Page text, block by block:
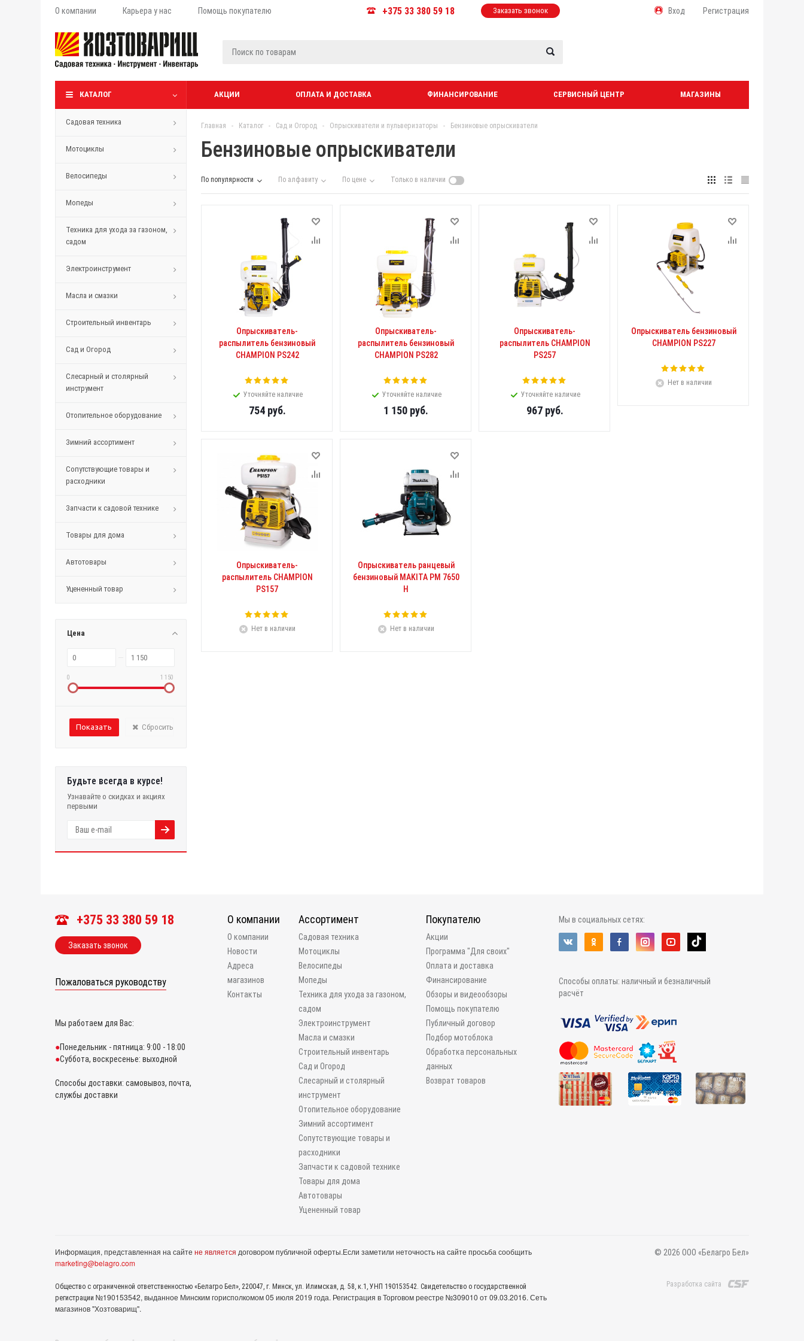
О компании Карьера у нас Помощь покупателю +375 33 380 59 18 Заказать звонок Вход Регистрация
КАТАЛОГ АКЦИИ ОПЛАТА И ДОСТАВКА ФИНАНСИРОВАНИЕ СЕРВИСНЫЙ ЦЕНТР МАГАЗИНЫ
Садовая техника
Мотоциклы
Велосипеды
Мопеды
Техника для ухода за газоном,
садом
Электроинструмент
Масла и смазки
Строительный инвентарь
Сад и Огород
Слесарный и столярный
инструмент
Отопительное оборудование
Зимний ассортимент
Сопутствующие товары и
расходники
Запчасти к садовой технике
Товары для дома
Автотовары
Уцененный товар
Цена
0 1 150
Сбросить
Будьте всегда в курсе!
Узнавайте о скидках и акциях
первыми
Главная - Каталог - Сад и Огород - Опрыскиватели и пульверизаторы - Бензиновые опрыскиватели
Бензиновые опрыскиватели
По популярности По алфавиту По цене Только в наличии
Опрыскиватель-
распылитель бензиновый
CHAMPION PS242
Уточняйте наличие
754руб.
Опрыскиватель-
распылитель бензиновый
CHAMPION PS282
Уточняйте наличие
1 150 руб.
Опрыскиватель-
распылитель CHAMPION
PS257
Уточняйте наличие
967руб.
Опрыскиватель бензиновый
CHAMPION PS227
Нет в наличии
Опрыскиватель-
распылитель CHAMPION
PS157
Нет в наличии
Опрыскиватель ранцевый
бензиновый MAKITA PM 7650
H
Нет в наличии
+375 33 380 59 18
Заказать звонок
Пожаловаться руководству
Мы работаем для Вас:
Понедельник - пятница: 9:00 - 18:00
Суббота, воскресенье: выходной
Способы доставки: самовывоз, почта,
службы доставки
О компании
О компании
Новости
Адреса
магазинов
Контакты
Ассортимент
Садовая техника
Мотоциклы
Велосипеды
Мопеды
Техника для ухода за газоном,
садом
Электроинструмент
Масла и смазки
Строительный инвентарь
Сад и Огород
Слесарный и столярный
инструмент
Отопительное оборудование
Зимний ассортимент
Сопутствующие товары и
расходники
Запчасти к садовой технике
Товары для дома
Автотовары
Уцененный товар
Покупателю
Акции
Программа "Для своих"
Оплата и доставка
Финансирование
Обзоры и видеообзоры
Помощь покупателю
Публичный договор
Подбор мотоблока
Обработка персональных
данных
Возврат товаров
Мы в социальных сетях:
Способы оплаты: наличный и безналичный
расчёт
Информация, представленная на сайте не является договором публичной оферты.Если заметили неточность на сайте просьба сообщить
marketing@belagro.com
Общество с ограниченной ответственностью «Белагро Бел», 220047, г. Минск, ул. Илимская, д. 58, к.1, УНП 190153542. Свидетельство о государственной
регистрации №190153542, выданное Минcким горисполкомом 05 июля 2019 года. Регистрация в Торговом реестре №309010 от 09.03.2016. Сеть
магазинов "Хозтоварищ".
© 2026 ООО «Белагро Бел»
Разработка сайта